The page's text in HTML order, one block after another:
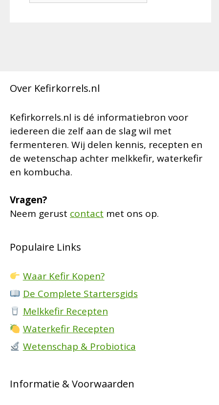
Over Kefirkorrels.nl
Kefirkorrels.nl is dé informatiebron voor
iedereen die zelf aan de slag wil met
fermenteren. Wij delen kennis, recepten en
de wetenschap achter melkkefir, waterkefir
en kombucha.
Vragen?
Neem gerust contact met ons op.
Populaire Links
Waar Kefir Kopen?
De Complete Startersgids
Melkkefir Recepten
Waterkefir Recepten
Wetenschap & Probiotica
Informatie & Voorwaarden